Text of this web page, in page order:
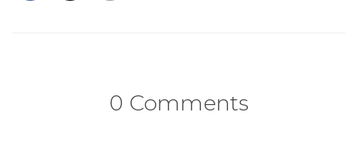
0 Comments